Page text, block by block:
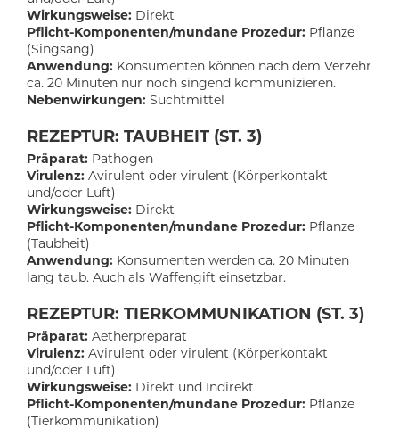
Wirkungsweise: Direkt
Pflicht-Komponenten/mundane Prozedur: Pflanze
(Singsang)
Anwendung: Konsumenten können nach dem Verzehr
ca. 20 Minuten nur noch singend kommunizieren.
Nebenwirkungen: Suchtmittel
REZEPTUR: TAUBHEIT (ST. 3)
Präparat: Pathogen
Virulenz: Avirulent oder virulent (Körperkontakt
und/oder Luft)
Wirkungsweise: Direkt
Pflicht-Komponenten/mundane Prozedur: Pflanze
(Taubheit)
Anwendung: Konsumenten werden ca. 20 Minuten
lang taub. Auch als Waffengift einsetzbar.
REZEPTUR: TIERKOMMUNIKATION (ST. 3)
Präparat: Aetherpreparat
Virulenz: Avirulent oder virulent (Körperkontakt
und/oder Luft)
Wirkungsweise: Direkt und Indirekt
Pflicht-Komponenten/mundane Prozedur: Pflanze
(Tierkommunikation)